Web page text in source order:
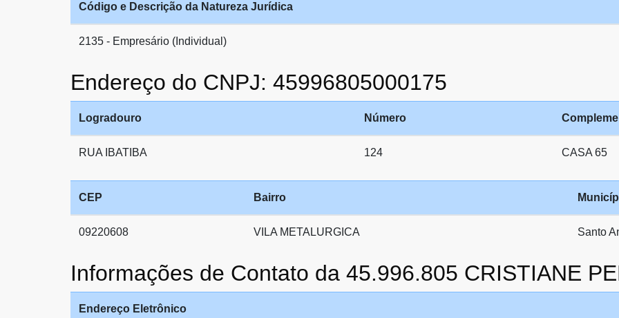
Código e Descrição da Natureza Jurídica
2135 - Empresário (Individual)
Endereço do CNPJ: 45996805000175
Logradouro Número
RUA IBATIBA 124 CASA 65
CEP Bairro
09220608 VILA METALURGICA Santo
Informações de Contato da 45.996.805 CRISTIANE
Endereço Eletrônico